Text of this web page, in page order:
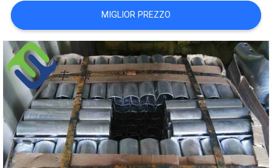
SITO
PRIVACY
POLICY
MIGLIOR PREZZO